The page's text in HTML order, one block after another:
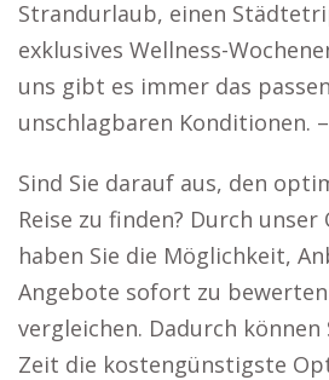
Strandurlaub, einen
exklusives Wellness-
uns gibt es immer das
unschlagbaren Konditionen. –
Sind Sie darauf aus, den
Reise zu finden? Durch
haben Sie die Möglichkeit,
Angebote sofort zu
vergleichen. Dadurch
Zeit die kostengünstigste